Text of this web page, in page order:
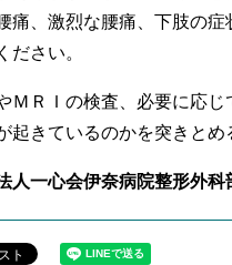
痛、激烈な腰痛、下肢の
ださい。
ＭＲＩの検査、必要に応じ
起きているのかを突きとめ
人一心会伊奈病院整形外